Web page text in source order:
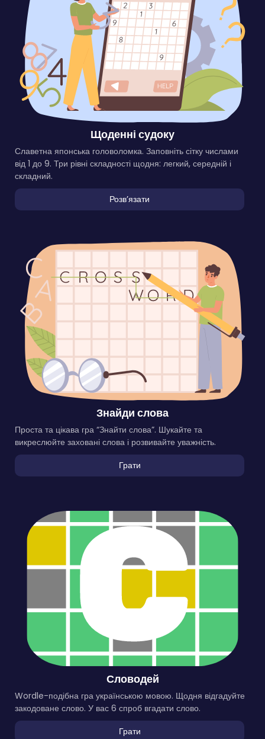
Щоденні судоку
Славетна японська головоломка. Заповніть сітку числами
від 1 до 9. Три рівні складності щодня: легкий, середній і
складний.
Розвʼязати
Знайди слова
Проста та цікава гра “Знайти слова”. Шукайте та
викреслюйте заховані слова і розвивайте уважність.
Грати
Словодей
Wordle-подібна гра українською мовою. Щодня відгадуйте
закодоване слово. У вас 6 спроб вгадати слово.
Грати